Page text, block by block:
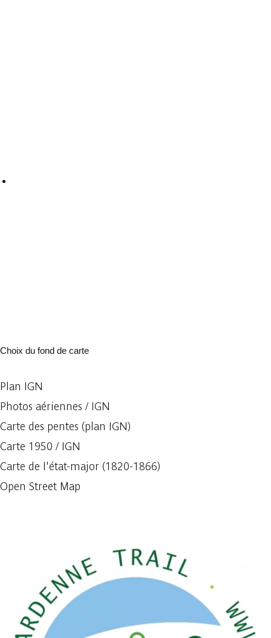
Choix du fond de carte
Plan IGN
Photos aériennes / IGN
Carte des pentes (plan IGN)
Carte 1950 / IGN
Carte de l'état-major (1820-1866)
Open Street Map